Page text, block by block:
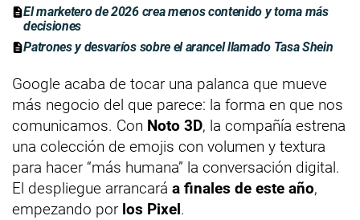
El marketero de 2026 crea menos contenido y toma más
decisiones
Patrones y desvaríos sobre el arancel llamado Tasa Shein
Google acaba de tocar una palanca que mueve
más negocio del que parece: la forma en que nos
comunicamos. Con Noto 3D, la compañía estrena
una colección de emojis con volumen y textura
para hacer “más humana” la conversación digital.
El despliegue arrancará a finales de este año,
empezando por los Pixel.